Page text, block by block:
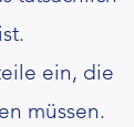
ein, die
müssen.